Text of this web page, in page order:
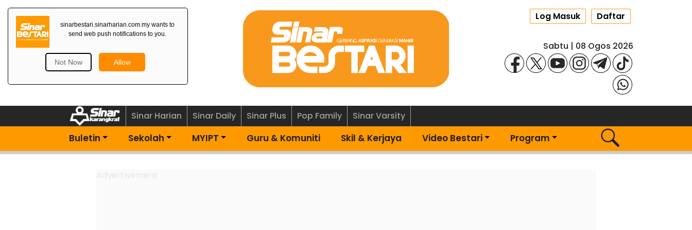
Dapatkan Newsletter
Log Masuk Daftar
Sabtu | 08 Ogos 2026
Sinar Harian Sinar Daily Sinar Plus Pop Family Sinar Varsity
Buletin Sekolah MYIPT Guru & Komuniti Skil & Kerjaya Video Bestari Program